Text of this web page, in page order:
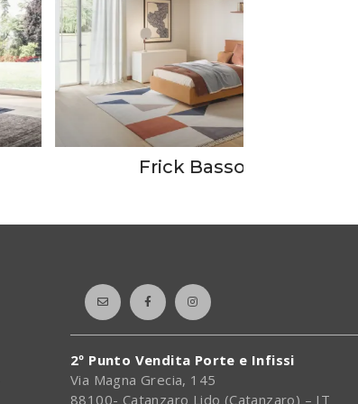
Frick Basso
2º Punto Vendita Porte e Infissi
Via Magna Grecia, 145
88100- Catanzaro Lido (Catanzaro) – IT